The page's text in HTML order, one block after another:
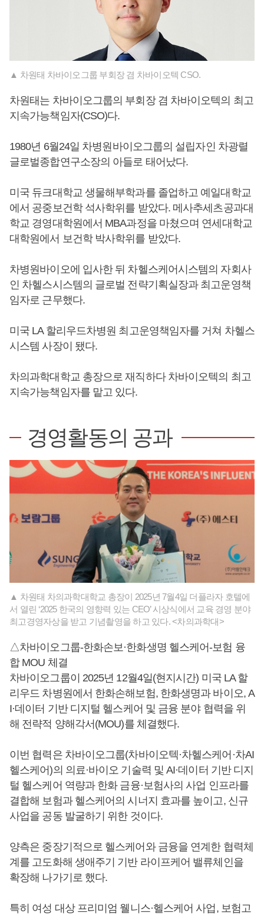
▲ 차원태 차바이오그룹 부회장 겸 차바이오텍 CSO.
차원태는 차바이오그룹의 부회장 겸 차바이오텍의 최고
지속가능책임자(CSO)다.
1980년 6월24일 차병원바이오그룹의 설립자인 차광렬
글로벌종합연구소장의 아들로 태어났다.
미국 듀크대학교 생물해부학과를 졸업하고 예일대학교
에서 공중보건학 석사학위를 받았다. 메사추세츠공과대
학교 경영대학원에서 MBA과정을 마쳤으며 연세대학교
대학원에서 보건학 박사학위를 받았다.
차병원바이오에 입사한 뒤 차헬스케어시스템의 자회사
인 차헬스시스템의 글로벌 전략기획실장과 최고운영책
임자로 근무했다.
미국 LA 할리우드차병원 최고운영책임자를 거쳐 차헬스
시스템 사장이 됐다.
차의과학대학교 총장으로 재직하다 차바이오텍의 최고
지속가능책임자를 맡고 있다.
경영활동의 공과
▲ 차원태 차의과학대학교 총장이 2025년 7월4일 더플라자 호텔에
서 열린 ‘2025 한국의 영향력 있는 CEO’ 시상식에서 교육 경영 분야
최고경영자상을 받고 기념촬영을 하고 있다. <차의과학대>
△차바이오그룹-한화손보·한화생명 헬스케어-보험 융
합 MOU 체결
차바이오그룹이 2025년 12월4일(현지시간) 미국 LA 할
리우드 차병원에서 한화손해보험, 한화생명과 바이오, A
I·데이터 기반 디지털 헬스케어 및 금융 분야 협력을 위
해 전략적 양해각서(MOU)를 체결했다.
이번 협력은 차바이오그룹(차바이오텍·차헬스케어·차AI
헬스케어)의 의료·바이오 기술력 및 AI·데이터 기반 디지
털 헬스케어 역량과 한화 금융·보험사의 사업 인프라를
결합해 보험과 헬스케어의 시너지 효과를 높이고, 신규
사업을 공동 발굴하기 위한 것이다.
양측은 중장기적으로 헬스케어와 금융을 연계한 협력체
계를 고도화해 생애주기 기반 라이프케어 밸류체인을
확장해 나가기로 했다.
특히 여성 대상 프리미엄 웰니스·헬스케어 사업, 보험고